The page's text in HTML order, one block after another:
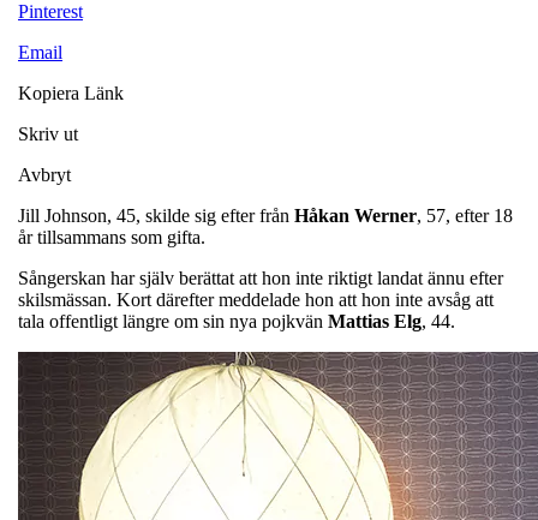
Pinterest
Email
Kopiera Länk
Skriv ut
Avbryt
Jill Johnson, 45, skilde sig efter från Håkan Werner, 57, efter 18
år tillsammans som gifta.
Sångerskan har själv berättat att hon inte riktigt landat ännu efter
skilsmässan. Kort därefter meddelade hon att hon inte avsåg att
tala offentligt längre om sin nya pojkvän Mattias Elg, 44.